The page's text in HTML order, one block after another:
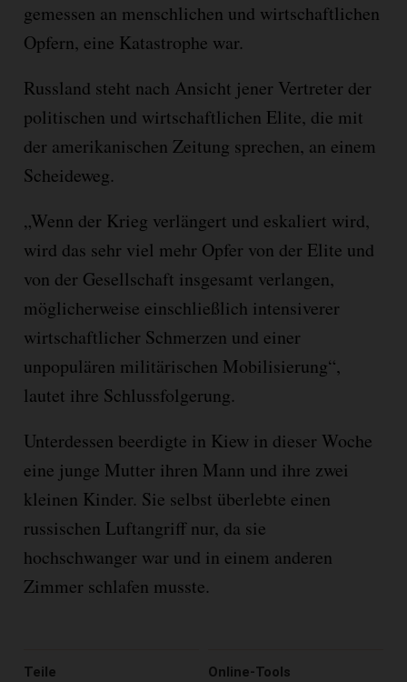
gemessen an menschlichen und wirtschaftlichen
Opfern, eine Katastrophe war.
Russland steht nach Ansicht jener Vertreter der
politischen und wirtschaftlichen Elite, die mit
der amerikanischen Zeitung sprechen, an einem
Scheideweg.
„Wenn der Krieg verlängert und eskaliert wird,
wird das sehr viel mehr Opfer von der Elite und
von der Gesellschaft insgesamt verlangen,
möglicherweise einschließlich intensiverer
wirtschaftlicher Schmerzen und einer
unpopulären militärischen Mobilisierung“,
lautet ihre Schlussfolgerung.
Unterdessen beerdigte in Kiew in dieser Woche
eine junge Mutter ihren Mann und ihre zwei
kleinen Kinder. Sie selbst überlebte einen
russischen Luftangriff nur, da sie
hochschwanger war und in einem anderen
Zimmer schlafen musste.
Online-Tools
Teile